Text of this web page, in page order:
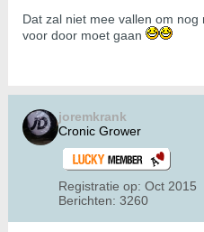
Dat zal niet mee vallen om
voor door moet gaan
joremkrank
Cronic Grower
Registratie op: Oct 2015
Berichten: 3260